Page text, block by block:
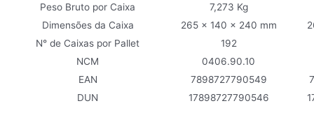
Peso Bruto por Caixa
7,273 Kg
Dimensões da Caixa
265 x 140 x 240 mm
N° de Caixas por Pallet
192
NCM
0406.90.10
EAN
7898727790549
DUN
17898727790546